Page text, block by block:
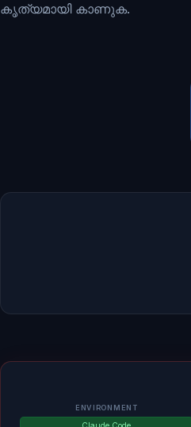
കൃത്യമായി കാണുക.
ENVIRONMENT